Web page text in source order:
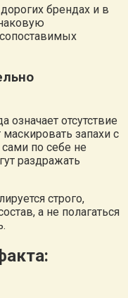
брендах и в
означает отсутствие
запахи с
по себе не
раздражать
строго,
а не полагаться